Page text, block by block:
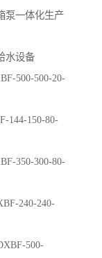
泵一体化生产
水设备
500-500-20-
144-150-80-
350-300-80-
240-240-
500-